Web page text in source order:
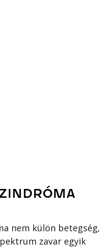
nem külön betegség,
zavar egyik